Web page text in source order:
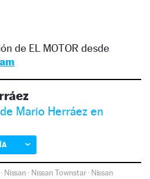
de EL MOTOR desde
Mario Herráez en
Nissan · Nissan Townstar· Nissan